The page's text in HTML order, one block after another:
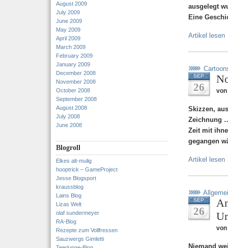
August 2009
July 2009
June 2009
May 2009
April 2009
March 2009
February 2009
January 2009
December 2008
November 2008
October 2008
September 2008
August 2008
July 2008
June 2008
Blogroll
Elkes alt-mulig
hooptrick – GameProject
Jesse Blogsport
kraussblog
Lains Blog
Lizas Welt
olaf sundermeyer
RA-Blog
Rezepte zum Vollfressen
Sauzwergs Gimletti
ausgelegt
Eine
Artikel lesen
SEP
26 von
Skizzen,
Zeichnung
Zeit mit
gegangen
Artikel lesen
SEP
26
von
Niemand